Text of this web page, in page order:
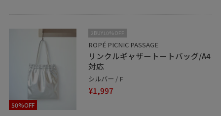
50%OFF
2BUY10%OFF
ROPÉ PICNIC PASSAGE
リンクルギャザートートバッグ/A4
対応
シルバー / F
¥1,997